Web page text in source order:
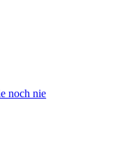
noch nie